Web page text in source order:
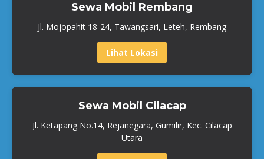
Sewa Mobil Rembang
Jl. Mojopahit 18-24, Tawangsari, Leteh, Rembang
Lihat Lokasi
Sewa Mobil Cilacap
Jl. Ketapang No.14, Rejanegara, Gumilir, Kec. Cilacap
Utara